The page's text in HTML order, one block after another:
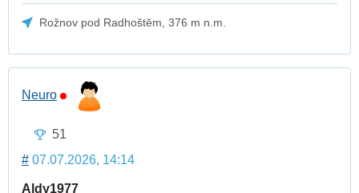
Rožnov pod Radhoštěm, 376 m n.m.
Neuro
51
# 07.07.2026, 14:14
Aldy1977